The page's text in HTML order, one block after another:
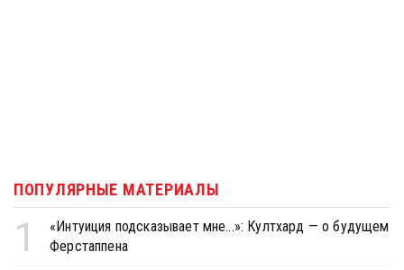
ПОПУЛЯРНЫЕ МАТЕРИАЛЫ
1
«Интуиция подсказывает мне...»: Култхард — о будущем
Ферстаппена